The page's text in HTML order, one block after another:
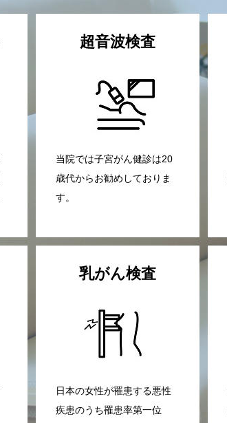
超音波検査
当院では子宮がん健診は20
歳代からお勧めしておりま
す。
乳がん検査
日本の女性が罹患する悪性
疾患のうち罹患率第一位